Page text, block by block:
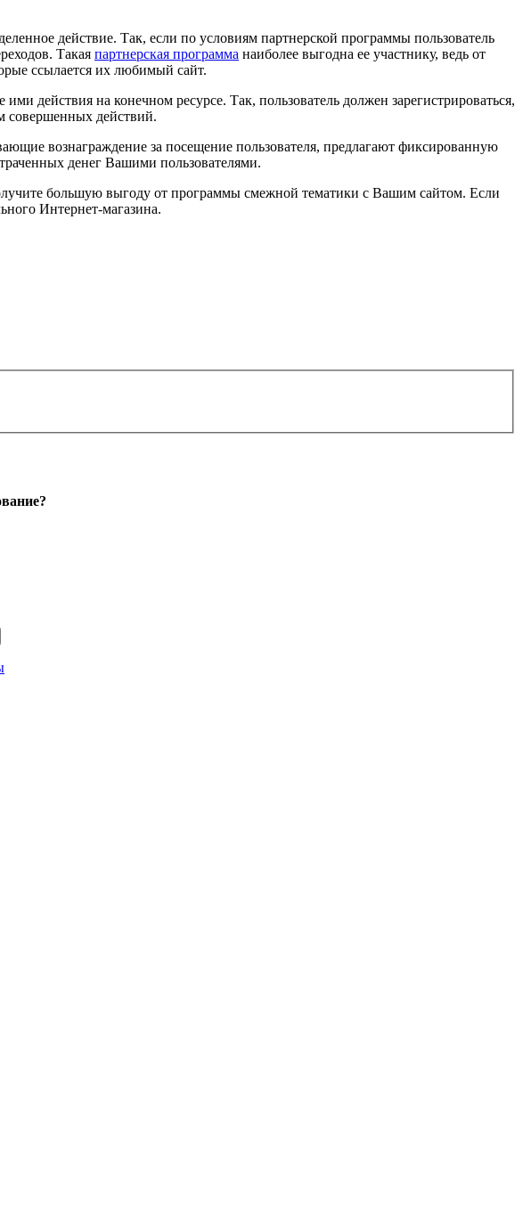
действие. Так, если по условиям партнерской программы пользователь
Такая партнерская программа наиболее выгодна ее участнику, ведь от
ссылается их любимый сайт.
действия на конечном ресурсе. Так, пользователь должен зарегистрироваться,
совершенных действий.
вознаграждение за посещение пользователя, предлагают фиксированную
денег Вашими пользователями.
большую выгоду от программы смежной тематики с Вашим сайтом. Если
Интернет-магазина.